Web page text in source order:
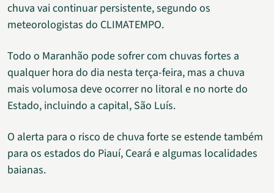
chuva vai continuar persistente, segundo os
meteorologistas do CLIMATEMPO.
Todo o Maranhão pode sofrer com chuvas fortes a
qualquer hora do dia nesta terça-feira, mas a chuva
mais volumosa deve ocorrer no litoral e no norte do
Estado, incluindo a capital, São Luís.
O alerta para o risco de chuva forte se estende também
para os estados do Piauí, Ceará e algumas localidades
baianas.